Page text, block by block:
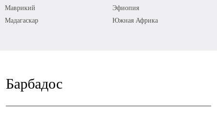
Маврикий
Мадагаскар
Эфиопия
Южная Африка
Барбадос